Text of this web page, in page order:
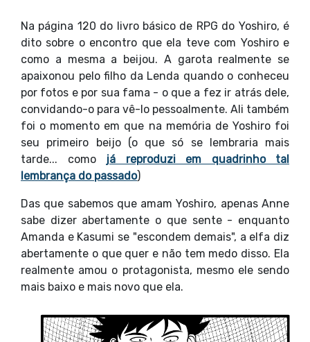
Na página 120 do livro básico de RPG do Yoshiro, é
dito sobre o encontro que ela teve com Yoshiro e
como a mesma a beijou. A garota realmente se
apaixonou pelo filho da Lenda quando o conheceu
por fotos e por sua fama - o que a fez ir atrás dele,
convidando-o para vê-lo pessoalmente. Ali também
foi o momento em que na memória de Yoshiro foi
seu primeiro beijo (o que só se lembraria mais
tarde... como
já reproduzi em quadrinho tal
lembrança do passado)
Das que sabemos que amam Yoshiro, apenas Anne
sabe dizer abertamente o que sente - enquanto
Amanda e Kasumi se "escondem demais", a elfa diz
abertamente o que quer e não tem medo disso. Ela
realmente amou o protagonista, mesmo ele sendo
mais baixo e mais novo que ela.